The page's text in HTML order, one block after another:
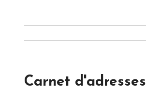
Carnet d'adresses